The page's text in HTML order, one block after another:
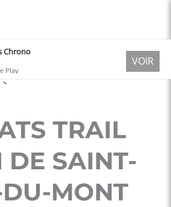
TRAIL
DE SAINT-
MONT
Chrono
Play
VOIR